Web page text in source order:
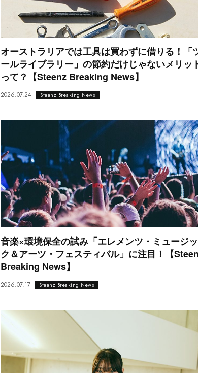
オーストラリアでは工具は買わずに借りる！「
ールライブラリー」の節約だけじゃないメリッ
って？【Steenz Breaking News】
2026.07.24 Steenz Breaking News
音楽×環境保全の試み「エレメンツ・ミュージッ
ク＆アーツ・フェスティバル」に注目！【
Breaking News】
2026.07.17 Steenz Breaking News